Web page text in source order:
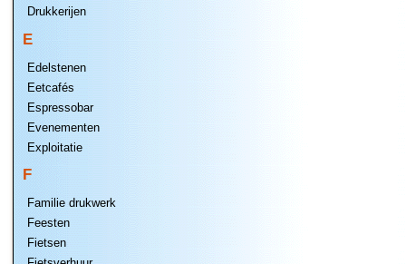
Drukkerijen
E
Edelstenen
Eetcafés
Espressobar
Evenementen
Exploitatie
F
Familie drukwerk
Feesten
Fietsen